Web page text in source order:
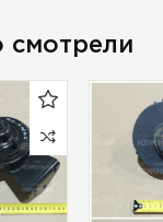
смотрели